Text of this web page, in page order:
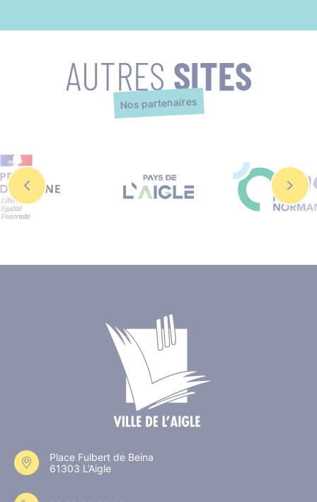
AUTRES SITES
Nos partenaires
Place Fulbert de Beina
61303 L’Aigle